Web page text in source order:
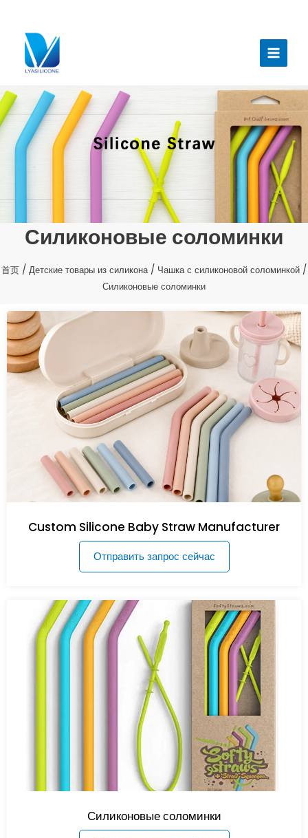
меню
Силиконовые соломинки
首页 / Детские товары из силикона/ Чашка с силиконовой соломинкой /
Силиконовые соломинки
Custom Silicone Baby Straw Manufacturer
Отправить запрос сейчас
Силиконовые соломинки